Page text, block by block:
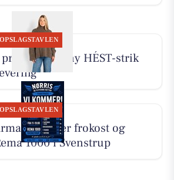
OPSLAGSTAVLEN
præsenterer ny HÉST-strik
OPSLAGSTAVLEN
ApS laver frokost og
1000 i Svenstrup